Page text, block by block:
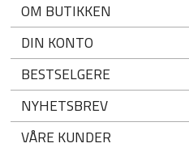
OM BUTIKKEN
DIN KONTO
BESTSELGERE
NYHETSBREV
VÅRE KUNDER